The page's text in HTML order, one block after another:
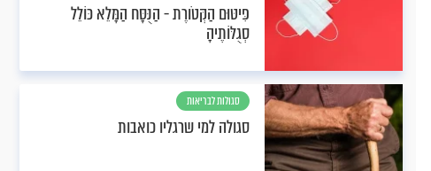
פִּיטּוּם הַקְּטֹורֶת - הַנֻּסָּח הַמָּלֵא כּוֹלֵל
סְגֻלּוֹתֶיהָ
סגולות לבריאות
סגולה למי שרגליו כואבות